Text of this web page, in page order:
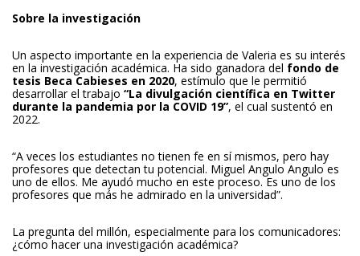
Sobre la investigación
Un aspecto importante en la experiencia de Valeria es su interés
en la investigación académica. Ha sido ganadora del fondo de
tesis Beca Cabieses en 2020, estímulo que le permitió
desarrollar el trabajo “La divulgación científica en Twitter
durante la pandemia por la COVID 19”, el cual sustentó en
2022.
“A veces los estudiantes no tienen fe en sí mismos, pero hay
profesores que detectan tu potencial. Miguel Angulo Angulo es
uno de ellos. Me ayudó mucho en este proceso. Es uno de los
profesores que más he admirado en la universidad”.
La pregunta del millón, especialmente para los comunicadores:
¿cómo hacer una investigación académica?